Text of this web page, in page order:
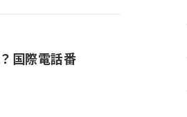
国際電話番